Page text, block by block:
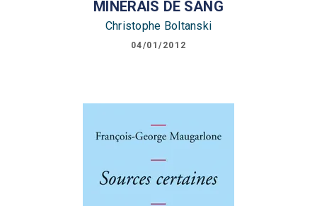
MINERAIS DE SANG
Christophe Boltanski
04/01/2012